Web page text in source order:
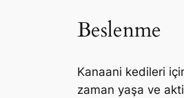
Beslenme
Kanaani kedileri
zaman yaşa ve